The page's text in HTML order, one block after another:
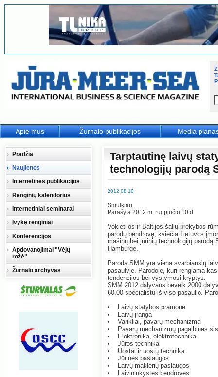
Tarptautinę laivų
technologijų parodą
2012 08 10
Smulkiau
Parašyta 2012 m. rugpjūčio 10 d.
Vokietijos ir Baltijos šalių prekybos
parodų bendrovę, kviečia Lietuvos
mašinų bei jūrinių technologijų
Hamburge.
Paroda SMM yra viena svarbiausių
pasaulyje. Parodoje, kuri rengiama
tendencijos bei vystymosi kryptys.
SMM 2012 dalyvaus beveik 2000
60.00 specialistų iš viso pasaulio.
• Laivų statybos pramonė
• Laivų įranga
• Varikliai, pavarų mechanizmai
• Pavarų mechanizmų pagalbinės
• Elektronika, elektrotechnika
• Jūros technika
• Uostai ir uostų technika
• Jūrinės paslaugos
• Laivų maklerių paslaugos
• Laivininkystės bendrovės
Pradžia
Naujienos
Internetinės publikacijos
Renginių kalendorius
Internetiniai seminarai
Įvykę renginiai
Konferencijos
Apdovanojimai "Vėjų
rožė"
Žurnalo archyvas
Apie mus Žurnalo publikacijos Media